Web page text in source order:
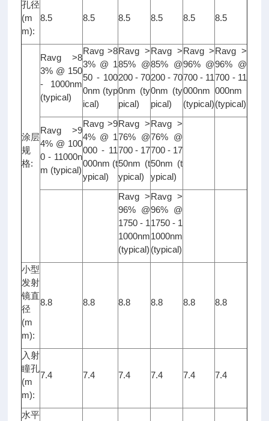
孔径
(m
m):
8.5 8.5 8.5 8.5 8.5 8.5
涂层
规
格:
Ravg >8
3% @ 150
- 1000nm
(typical)
Ravg >8
3% @ 1
50 - 100
0nm (typ
ical)
Ravg >
85% @
200 - 70
0nm (ty
pical)
Ravg >
85% @
200 - 70
0nm (ty
pical)
Ravg >
96% @
700 - 11
000nm
(typical)
Ravg >
96% @
700 - 11
000nm
(typical)
Ravg >9
4% @ 100
0 - 11000n
m (typical)
Ravg >9
4% @ 1
000 - 11
000nm (t
ypical)
Ravg >
76% @
700 - 17
50nm (t
ypical)
Ravg >
76% @
700 - 17
50nm (t
ypical)
Ravg >
96% @
1750 - 1
1000nm
(typical)
Ravg >
96% @
1750 - 1
1000nm
(typical)
小型
发射
镜直
径
(m
m):
8.8 8.8 8.8 8.8 8.8 8.8
入射
瞳孔
(m
m):
7.4 7.4 7.4 7.4 7.4 7.4
水平